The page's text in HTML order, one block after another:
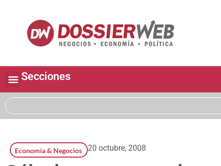
Secciones
Economía & Negocios 20 octubre, 2008